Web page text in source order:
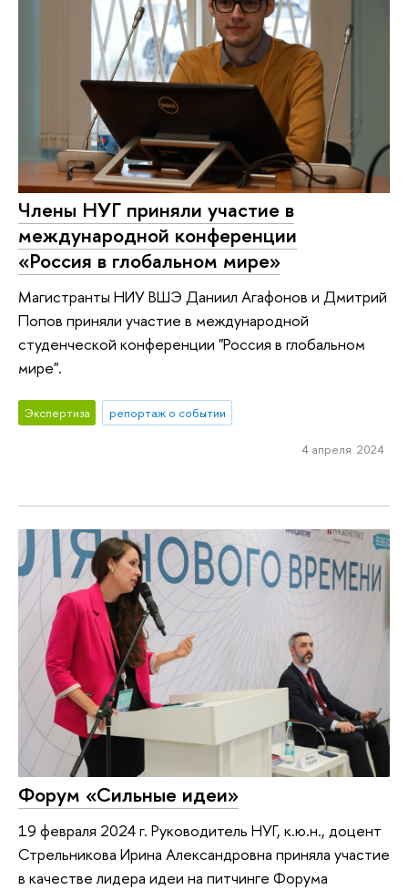
Члены НУГ приняли участие в
международной конференции
«Россия в глобальном мире»
Магистранты НИУ ВШЭ Даниил Агафонов и Дмитрий
Попов приняли участие в международной
студенческой конференции "Россия в глобальном
мире".
Экспертиза репортаж о событии
4 апреля 2024
Форум «Сильные идеи»
19 февраля 2024 г. Руководитель НУГ, к.ю.н., доцент
Стрельникова Ирина Александровна приняла участие
в качестве лидера идеи на питчинге Форума